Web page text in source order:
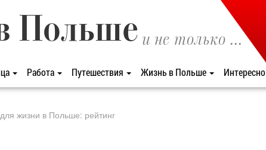
Польше и не только ...
Работа Путешествия Жизнь в Польше Интересно
жизни в Польше: рейтинг